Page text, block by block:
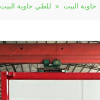
حاوية البيت للطي حاوية البيت